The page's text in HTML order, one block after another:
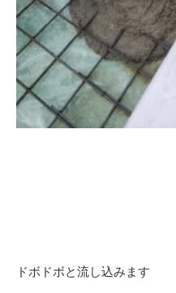
ドボドボと流し込みます